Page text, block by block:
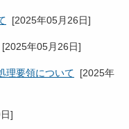
[2025年05月26日]
[2025年05月26日]
理要領について [2025年
]